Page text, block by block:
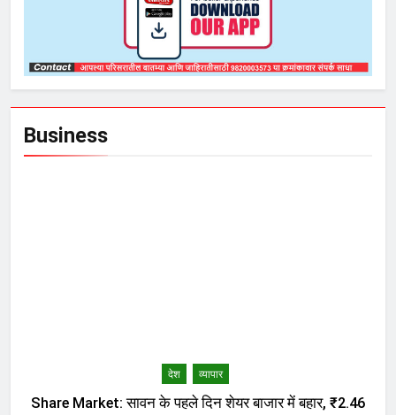
Business
देश व्यापार
Share Market: सावन के पहले दिन शेयर बाजार में बहार, ₹2.46